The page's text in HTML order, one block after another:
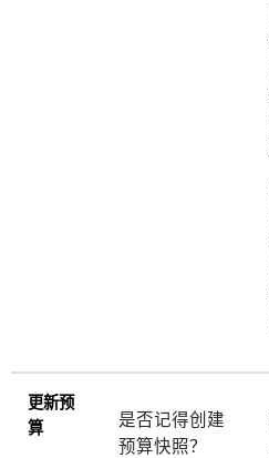
更新预
算
是否记得创建
预算快照？